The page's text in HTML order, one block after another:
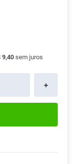
9,40 sem juros
＋